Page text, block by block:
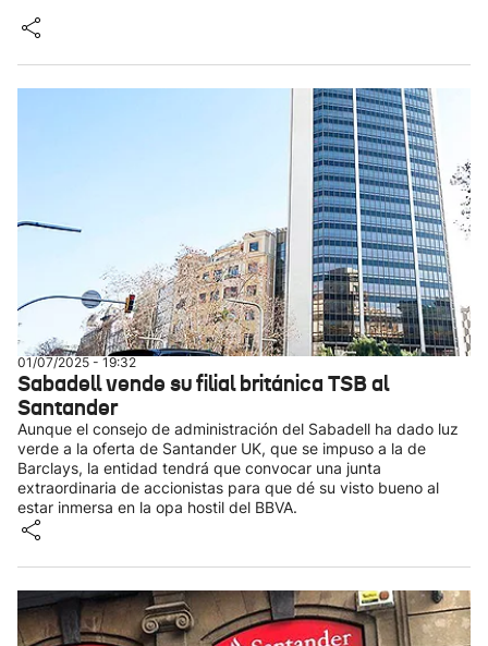
01/07/2025 - 19:32
Sabadell vende su filial británica TSB al
Santander
Aunque el consejo de administración del Sabadell ha dado luz
verde a la oferta de Santander UK, que se impuso a la de
Barclays, la entidad tendrá que convocar una junta
extraordinaria de accionistas para que dé su visto bueno al
estar inmersa en la opa hostil del BBVA.